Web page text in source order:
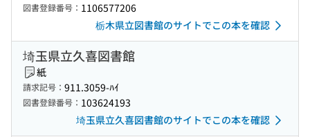
図書登録番号： 1106577206
栃木県立図書館のサイトでこの本を確認
埼玉県立久喜図書館
紙
請求記号： 911.3059-ﾊｲ
図書登録番号： 103624193
埼玉県立久喜図書館のサイトでこの本を確認